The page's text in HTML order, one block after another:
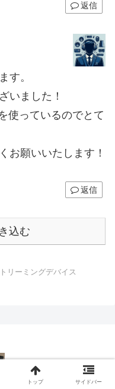
返信
す。
いました！
使っているのでとて
お願いいたします！
返信
込む
リーミングデバイス
トップ サイドバー